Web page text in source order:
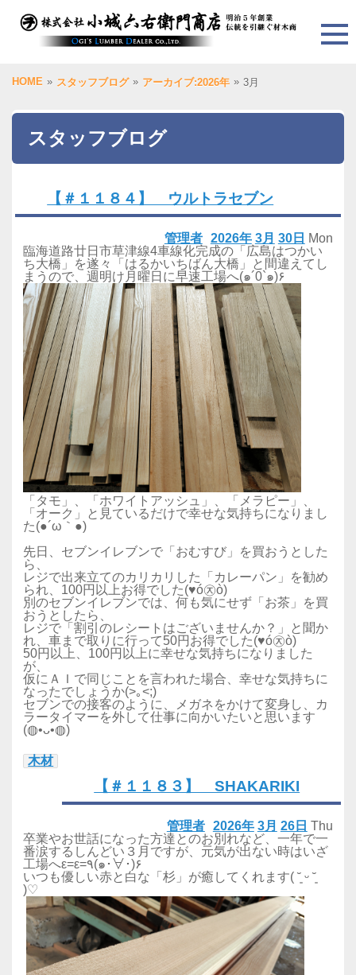
HOME » スタッフブログ » アーカイブ:2026年 » 3月
スタッフブログ
【＃１１８４】 ウルトラセブン
2026年 3月 30日 Mon
管理者
臨海道路廿日市草津線4車線化完成の「広島はつかい
ち大橋」を遂々「はるかいちばん大橋」と間違えてし
まうので、週明け月曜日に早速工場へ(๑´0`๑)۶
「タモ」、「ホワイトアッシュ」、「メラピー」、
「オーク」と見ているだけで幸せな気持ちになりまし
た(●´ω｀●)
先日、セブンイレブンで「おむすび」を買おうとした
ら、
レジで出来立てのカリカリした「カレーパン」を勧め
られ、100円以上お得でした(♥ó㉨ò)
別のセブンイレブンでは、何も気にせず「お茶」を買
おうとしたら、
レジで「割引のレシートはございませんか？」と聞か
れ、車まで取りに行って50円お得でした(♥ó㉨ò)
50円以上、100円以上に幸せな気持ちになりました
が、
仮にＡＩで同じことを言われた場合、幸せな気持ちに
なったでしょうか(>｡<;)
セブンでの接客のように、メガネをかけて変身し、カ
ラータイマーを外して仕事に向かいたいと思います
(◍•ᴗ•◍)
木材
【＃１１８３】 SHAKARIKI
2026年 3月 26日 Thu
管理者
卒業やお世話になった方達とのお別れなど、一年で一
番涙するしんどい３月ですが、元気が出ない時はいざ
工場へε=ε=٩(๑･∀･)۶
いつも優しい赤と白な「杉」が癒してくれます( ˘͈ ᵕ ˘͈
)♡